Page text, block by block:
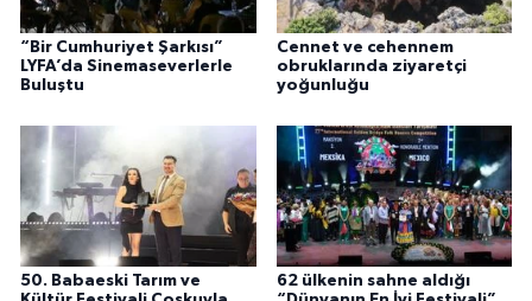
“Bir Cumhuriyet Şarkısı”
LYFA’da Sinemaseverlerle
Buluştu
Cennet ve cehennem
obruklarında ziyaretçi
yoğunluğu
50. Babaeski Tarım ve
62 ülkenin sahne aldığı